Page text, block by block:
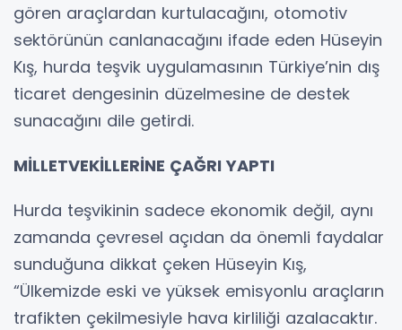
gören araçlardan kurtulacağını, otomotiv
sektörünün canlanacağını ifade eden Hüseyin
Kış, hurda teşvik uygulamasının Türkiye’nin dış
ticaret dengesinin düzelmesine de destek
sunacağını dile getirdi.
MİLLETVEKİLLERİNE ÇAĞRI YAPTI
Hurda teşvikinin sadece ekonomik değil, aynı
zamanda çevresel açıdan da önemli faydalar
sunduğuna dikkat çeken Hüseyin Kış,
“Ülkemizde eski ve yüksek emisyonlu araçların
trafikten çekilmesiyle hava kirliliği azalacaktır.